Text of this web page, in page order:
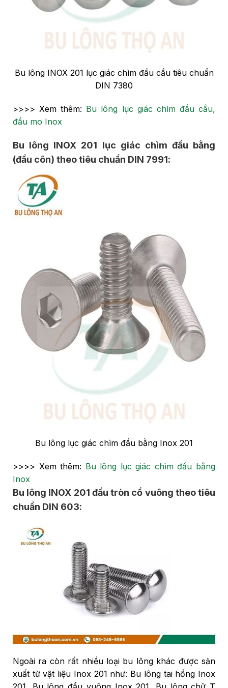
Bu lông INOX 201 lục giác chìm đầu cầu tiêu chuẩn
DIN 7380
>>>> Xem thêm: Bu lông lục giác chìm đầu cầu,
đầu mo Inox
Bu lông INOX 201 lục giác chìm đầu bằng
(đầu côn) theo tiêu chuẩn DIN 7991:
Bu lông lục giác chìm đầu bằng Inox 201
>>>> Xem thêm: Bu lông lục giác chìm đầu bằng
Inox
Bu lông INOX 201 đầu tròn cổ vuông theo tiêu
chuẩn DIN 603:
Ngoài ra còn rất nhiều loại bu lông khác được sản
xuất từ vật liệu Inox 201 như: Bu lông tai hồng Inox